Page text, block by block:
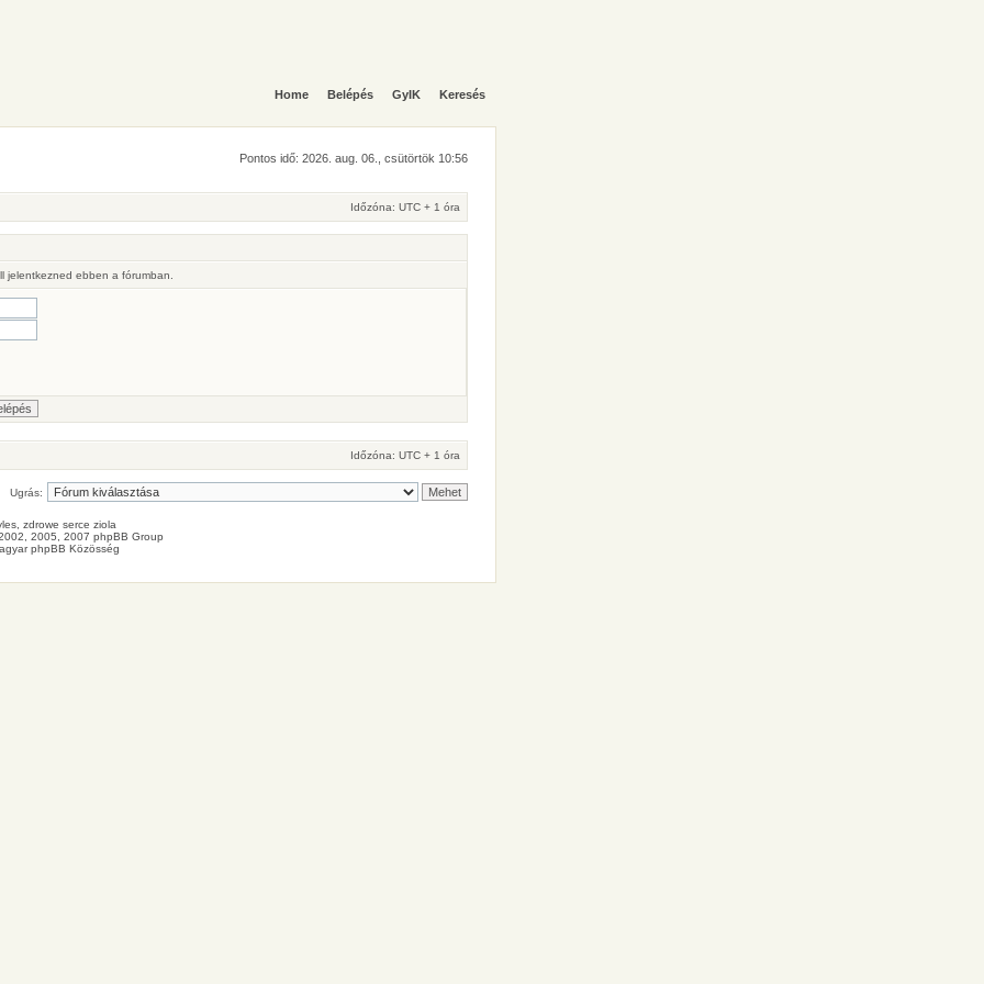
Home Belépés GyIK Keresés
Pontos idő: 2026. aug. 06., csütörtök 10:56
Időzóna: UTC + 1 óra
jelentkezned ebben a fórumban.
Időzóna: UTC + 1 óra
Ugrás:
, zdrowe serce ziola
2005, 2007 phpBB Group
phpBB Közösség